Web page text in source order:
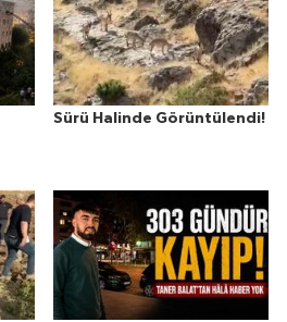
Sürü Halinde Görüntülendi!